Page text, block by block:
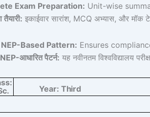
Exam Preparation: Unit-wise
तैयारी: इकाईवार सारांश, MCQ अभ्यास, और मॉक
Based Pattern: Ensures
आधारित पैटर्न: यह नवीनतम विश्वविद्यालय
Year: Third